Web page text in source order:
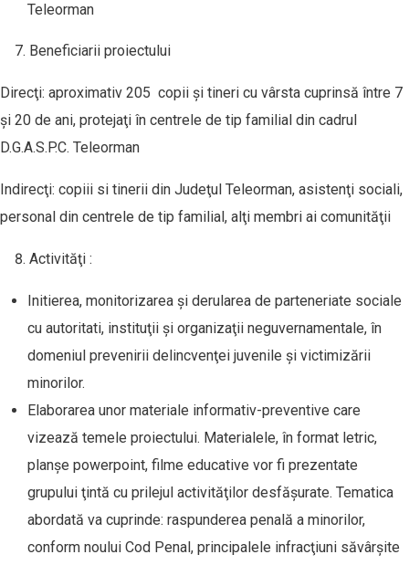
Teleorman
Beneficiarii proiectului
Direcţi: aproximativ 205 copii şi tineri cu vârsta cuprinsă între 7
şi 20 de ani, protejaţi în centrele de tip familial din cadrul
D.G.A.S.P.C. Teleorman
Indirecţi: copiii si tinerii din Judeţul Teleorman, asistenţi sociali,
personal din centrele de tip familial, alţi membri ai comunităţii
Activităţi :
Initierea, monitorizarea şi derularea de parteneriate sociale
cu autoritati, instituţii şi organizaţii neguvernamentale, în
domeniul prevenirii delincvenţei juvenile şi victimizării
minorilor.
Elaborarea unor materiale informativ-preventive care
vizează temele proiectului. Materialele, în format letric,
planşe powerpoint, filme educative vor fi prezentate
grupului ţintă cu prilejul activităţilor desfăşurate. Tematica
abordată va cuprinde: raspunderea penală a minorilor,
conform noului Cod Penal, principalele infracţiuni săvârşite